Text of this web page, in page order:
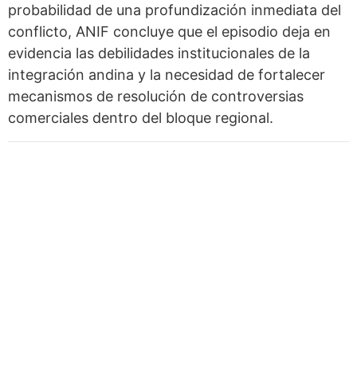
probabilidad de una profundización inmediata del
conflicto, ANIF concluye que el episodio deja en
evidencia las debilidades institucionales de la
integración andina y la necesidad de fortalecer
mecanismos de resolución de controversias
comerciales dentro del bloque regional.